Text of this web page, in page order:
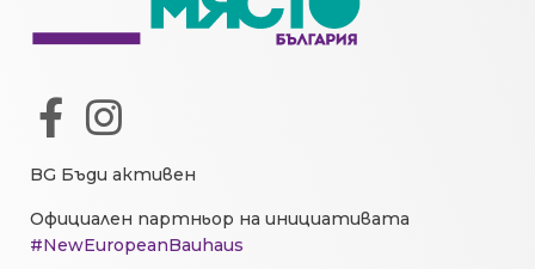
BG Бъди активен
Официален партньор на инициативата
#NewEuropeanBauhaus